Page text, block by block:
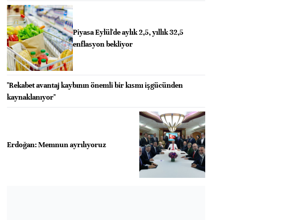
Piyasa Eylül'de aylık 2,5, yıllık 32,5
enflasyon bekliyor
"Rekabet avantaj kaybının önemli bir kısmı işgücünden
kaynaklanıyor"
Erdoğan: Memnun ayrılıyoruz